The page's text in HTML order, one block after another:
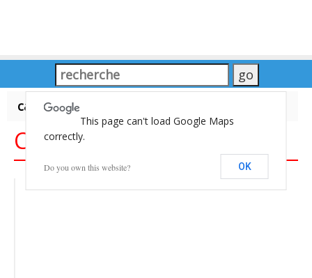
carte du Monde
Carte du Monde
This page can't load Google Maps
correctly.
Do you own this website? OK